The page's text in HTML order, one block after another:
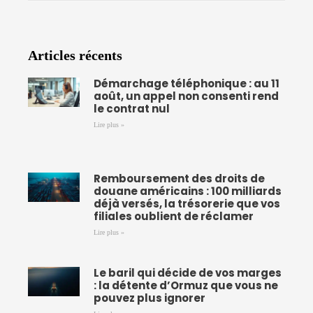
Articles récents
Démarchage téléphonique : au 11
août, un appel non consenti rend
le contrat nul
Lire plus »
Remboursement des droits de
douane américains : 100 milliards
déjà versés, la trésorerie que vos
filiales oublient de réclamer
Lire plus »
Le baril qui décide de vos marges
: la détente d’Ormuz que vous ne
pouvez plus ignorer